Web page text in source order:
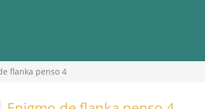
flanka penso 4